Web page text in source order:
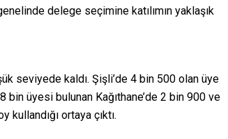
delege seçimine katılımın yaklaşık
seviyede kaldı. Şişli’de 4 bin 500 olan üye
bin üyesi bulunan Kağıthane’de 2 bin 900 ve
ortaya çıktı.